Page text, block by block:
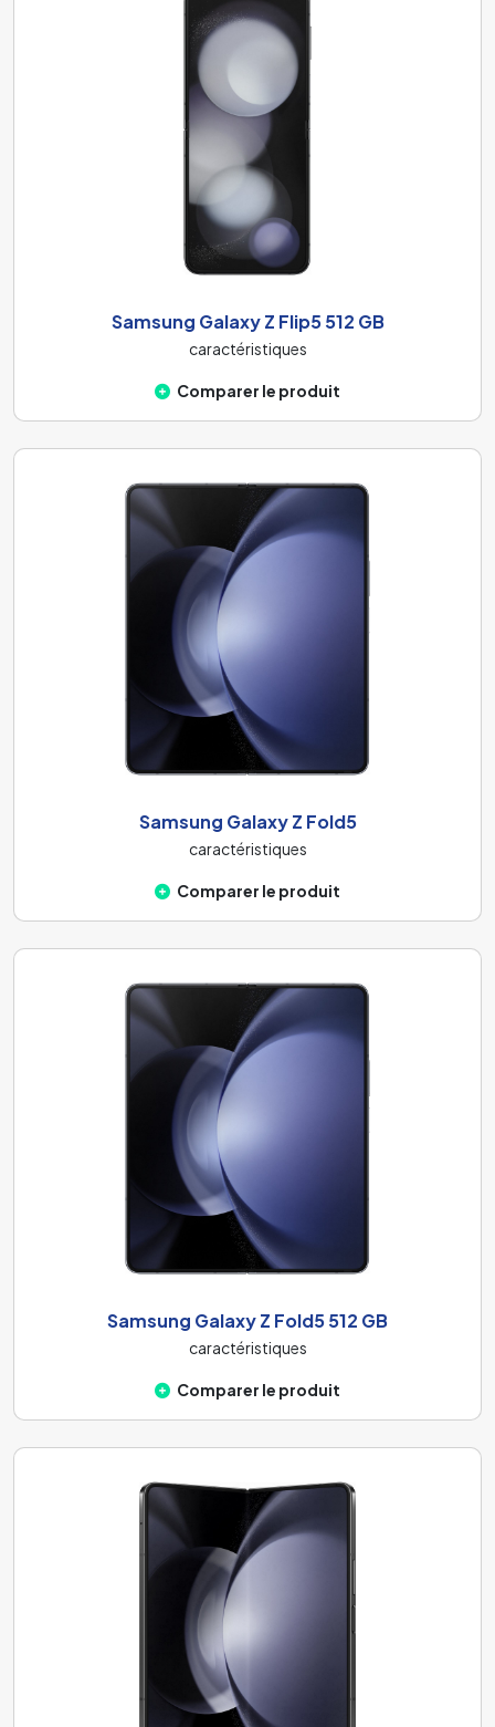
Samsung Galaxy Z Flip5 512 GB
caractéristiques
Comparer le produit
Samsung Galaxy Z Fold5
caractéristiques
Comparer le produit
Samsung Galaxy Z Fold5 512 GB
caractéristiques
Comparer le produit